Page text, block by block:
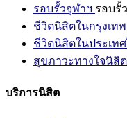
รอบรั้วจุฬาฯ รอบรั้
ชีวิตนิสิตในกรุงเท
ชีวิตนิสิตในประเท
สุขภาวะทางใจนิสิต
บริการนิสิต